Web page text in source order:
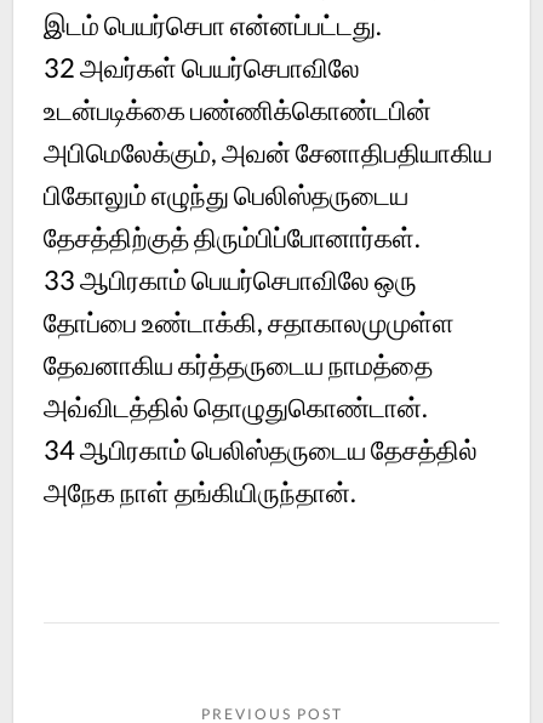
இடம் பெயர்செபா என்னப்பட்டது.
32அவர்கள் பெயர்செபாவிலே
உடன்படிக்கை பண்ணிக்கொண்டபின்
அபிமெலேக்கும், அவன் சேனாதிபதியாகிய
பிகோலும் எழுந்து பெலிஸ்தருடைய
தேசத்திற்குத் திரும்பிப்போனார்கள்.
33ஆபிரகாம் பெயர்செபாவிலே ஒரு
தோப்பை உண்டாக்கி, சதாகாலமுமுள்ள
தேவனாகிய கர்த்தருடைய நாமத்தை
அவ்விடத்தில் தொழுதுகொண்டான்.
34ஆபிரகாம் பெலிஸ்தருடைய தேசத்தில்
அநேக நாள் தங்கியிருந்தான்.